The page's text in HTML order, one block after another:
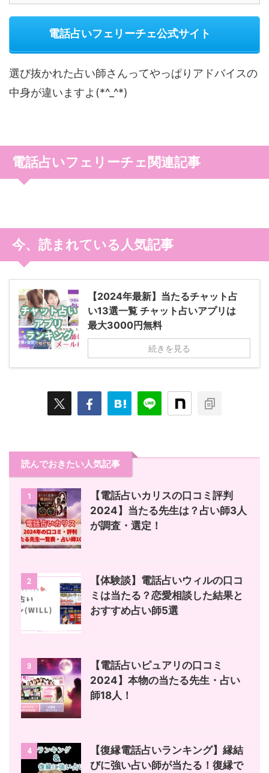
電話占いフェリーチェ公式サイト
選び抜かれた占い師さんってやっぱりアドバイスの
中身が違いますよ(*^_^*)
電話占いフェリーチェ関連記事
今、読まれている人気記事
【2024年最新】当たるチャット占
い13選一覧 チャット占いアプリは
最大3000円無料
続きを見る
読んでおきたい人気記事
1
【電話占いカリスの口コミ評判
2024】当たる先生は？占い師3人
が調査・選定！
2
【体験談】電話占いウィルの口コ
ミは当たる？恋愛相談した結果と
おすすめ占い師5選
3
【電話占いピュアリの口コミ
2024】本物の当たる先生・占い
師18人！
4
【復縁電話占いランキング】縁結
びに強い占い師が当たる！復縁で